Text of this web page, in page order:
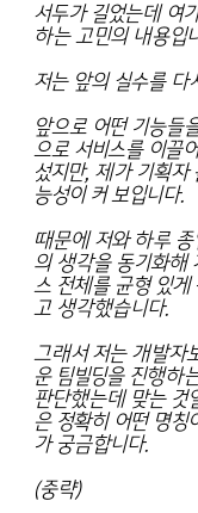
서두가 길었는데 여
하는 고민의 내용입
저는 앞의 실수를 다
앞으로 어떤 기능들
으로 서비스를 이끌
섰지만, 제가 기획
능성이 커 보입니다.
때문에 저와 하루
의 생각을 동기화해
스 전체를 균형 있게
고 생각했습니다.
그래서 저는 개발자
운 팀빌딩을 진행하
판단했는데 맞는 것
은 정확히 어떤 명칭
가 궁금합니다.
(중략)